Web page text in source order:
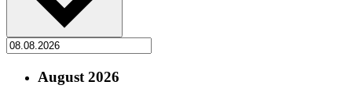
August 2026